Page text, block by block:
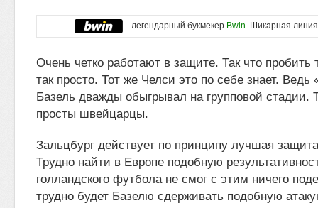
легендарный букмекер Bwin. Шикарная
Очень четко работают в защите. Так что пробить
так просто. Тот же Челси это по себе знает. Ведь
Базель дважды обыгрывал на групповой стадии.
просты швейцарцы.
Зальцбург действует по принципу лучшая
Трудно найти в Европе подобную
голландского футбола не смог с этим ничего
трудно будет Базелю сдерживать подобную